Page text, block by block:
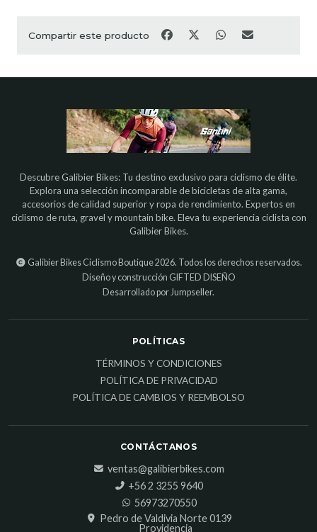
Compartir este producto
Descubre Galibier Bikes: Tu destino exclusivo para ciclismo de élite.
Explora una selección incomparable de bicicletas de alta gama,
accesorios de calidad superior y ropa de rendimiento. Expertos en
ciclismo de ruta, gravel y mountain bike. Eleva tu experiencia ciclista con
Galibier Bikes.
Galibier Bikes Ciclismo Boutique 2026. Todos los derechos reservados.
Diseño y construcción GIFTED DISEÑO
Desarrollado por Jumpseller.
POLÍTICAS
TÉRMINOS Y CONDICIONES
POLÍTICA DE PRIVACIDAD
POLÍTICA DE CAMBIOS Y REEMBOLSO
CONTÁCTANOS
ventas@galibierbikes.com
‎+56 2 3255 9640
56973270550
Pedro de Valdivia Norte 0139
Providencia